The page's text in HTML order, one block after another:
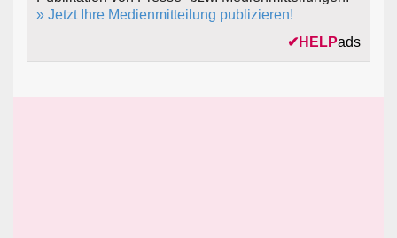
» Jetzt Ihre Medienmitteilung publizieren!
✔ HELPads